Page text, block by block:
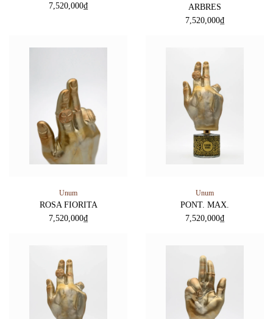
7,520,000₫
ARBRES
7,520,000₫
Unum
ROSA FIORITA
7,520,000₫
Unum
PONT. MAX.
7,520,000₫